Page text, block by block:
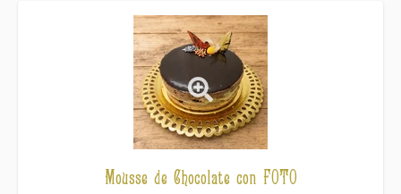
Mousse de Chocolate con FOTO